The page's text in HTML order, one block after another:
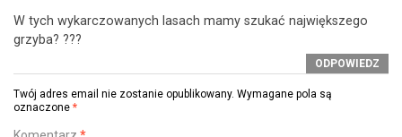
W tych wykarczowanych lasach mamy szukać największego
grzyba? ???
ODPOWIEDZ
Twój adres email nie zostanie opublikowany. Wymagane pola są
oznaczone *